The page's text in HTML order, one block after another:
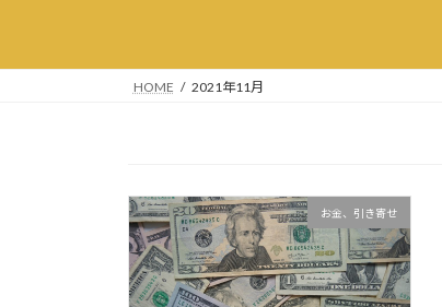
ッ
移
HOME 2021年11月
お金、引き寄せ